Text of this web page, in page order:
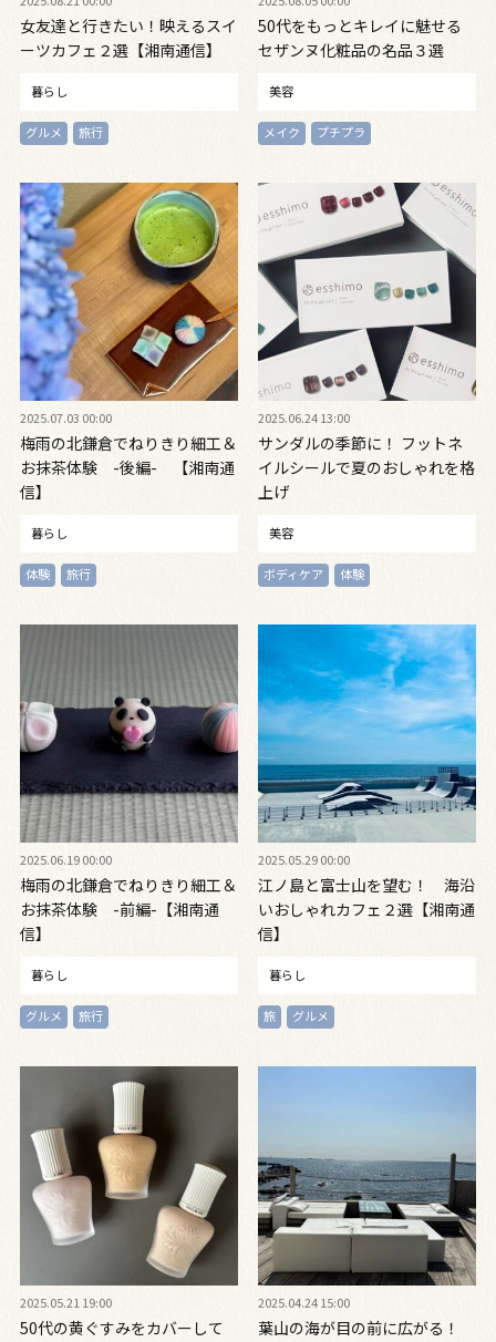
女友達と行きたい！映えるスイ
ーツカフェ２選【湘南通信】
暮らし
グルメ 旅行
50代をもっとキレイに魅せる
セザンヌ化粧品の名品３選
美容
メイク プチプラ
2025.07.03 00:00
梅雨の北鎌倉でねりきり細工＆
お抹茶体験 -後編- 【湘南通
信】
暮らし
体験 旅行
2025.06.24 13:00
サンダルの季節に！ フットネ
イルシールで夏のおしゃれを格
上げ
美容
ボディケア 体験
2025.06.19 00:00
梅雨の北鎌倉でねりきり細工＆
お抹茶体験 -前編-【湘南通
信】
暮らし
グルメ 旅行
2025.05.29 00:00
江ノ島と富士山を望む！ 海沿
いおしゃれカフェ２選【湘南通
信】
暮らし
旅 グルメ
2025.05.21 19:00
50代の黄ぐすみをカバーして
2025.04.24 15:00
葉山の海が目の前に広がる！